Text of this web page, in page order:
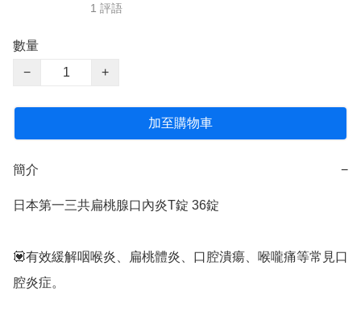
1 評語
數量
−
+
加至購物車
簡介 −
日本第一三共扁桃腺口內炎T錠 36錠
💟有效緩解咽喉炎、扁桃體炎、口腔潰瘍、喉嚨痛等常見口
腔炎症。